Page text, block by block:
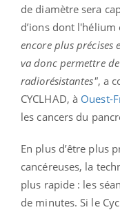
de diamètre sera
d’ions dont l'hélium
encore plus précises
va donc permettre
radiorésistantes", a
CYCLHAD, à Ouest-
les cancers du
En plus d’être plus
cancéreuses, la
plus rapide : les
de minutes. Si le